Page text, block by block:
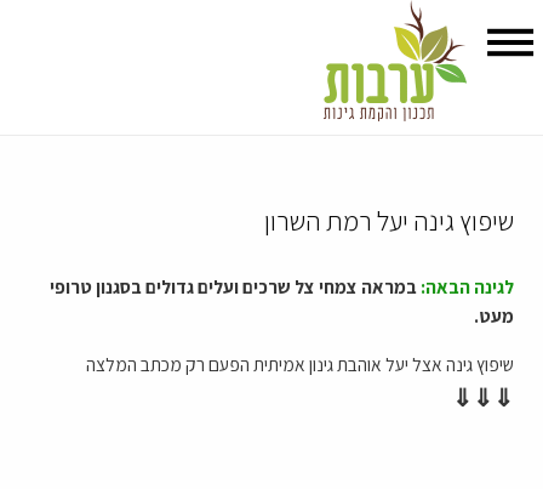
שיפוץ גינה יעל רמת השרון
לגינה הבאה: במראה צמחי צל שרכים ועלים גדולים בסגנון טרופי
מעט.
שיפוץ גינה אצל יעל אוהבת גינון אמיתית הפעם רק מכתב המלצה
⇓⇓⇓